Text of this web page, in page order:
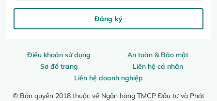
Điều khoản sử dụng
An toàn & Bảo mật
Sơ đồ trang
Liên hệ cá nhân
Liên hệ doanh nghiệp
© Bản quyền 2018 thuộc về Ngân hàng TMCP Đầu tư và Phát
Đăng ký